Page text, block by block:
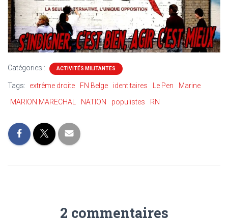
Catégories : ACTIVITÉS MILITANTES
Tags: extrême droite FN Belge identitaires Le Pen
Marine
MARION MARECHAL
NATION populistes RN
2 commentaires